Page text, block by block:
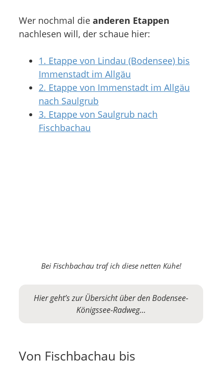
Wer nochmal die anderen Etappen
nachlesen will, der schaue hier:
1. Etappe von Lindau (Bodensee) bis
Immenstadt im Allgäu
2. Etappe von Immenstadt im Allgäu
nach Saulgrub
3. Etappe von Saulgrub nach
Fischbachau
Bei Fischbachau traf ich diese netten Kühe!
Hier geht’s zur Übersicht über den Bodensee-
Königssee-Radweg…
Von Fischbachau bis